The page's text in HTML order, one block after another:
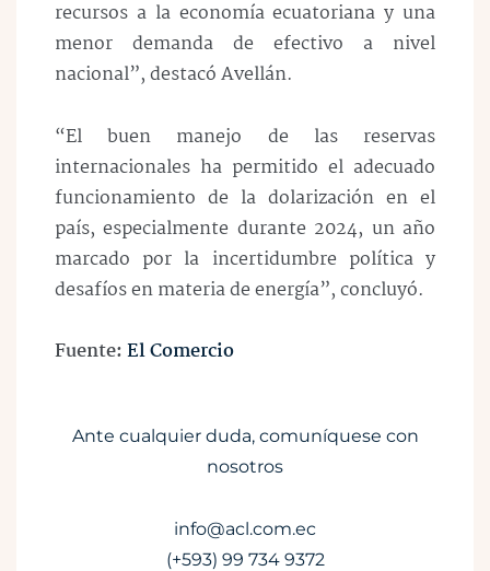
recursos a la economía ecuatoriana y una
menor demanda de efectivo a nivel
nacional”, destacó Avellán.
“El buen manejo de las reservas
internacionales ha permitido el adecuado
funcionamiento de la dolarización en el
país, especialmente durante 2024, un año
marcado por la incertidumbre política y
desafíos en materia de energía”, concluyó.
Fuente:El Comercio
Ante cualquier duda, comuníquese con
nosotros
info@acl.com.ec
(+593) 99 734 9372